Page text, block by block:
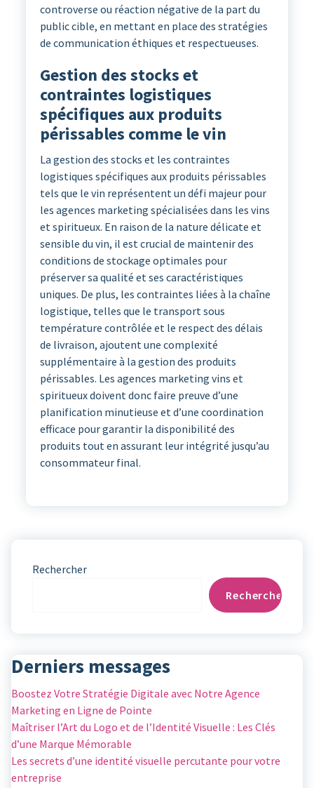
controverse ou réaction négative de la part du
public cible, en mettant en place des stratégies
de communication éthiques et respectueuses.
Gestion des stocks et
contraintes logistiques
spécifiques aux produits
périssables comme le vin
La gestion des stocks et les contraintes
logistiques spécifiques aux produits périssables
tels que le vin représentent un défi majeur pour
les agences marketing spécialisées dans les vins
et spiritueux. En raison de la nature délicate et
sensible du vin, il est crucial de maintenir des
conditions de stockage optimales pour
préserver sa qualité et ses caractéristiques
uniques. De plus, les contraintes liées à la chaîne
logistique, telles que le transport sous
température contrôlée et le respect des délais
de livraison, ajoutent une complexité
supplémentaire à la gestion des produits
périssables. Les agences marketing vins et
spiritueux doivent donc faire preuve d’une
planification minutieuse et d’une coordination
efficace pour garantir la disponibilité des
produits tout en assurant leur intégrité jusqu’au
consommateur final.
Rechercher
Rechercher
Derniers messages
Boostez Votre Stratégie Digitale avec Notre Agence
Marketing en Ligne de Pointe
Maîtriser l’Art du Logo et de l’Identité Visuelle : Les Clés
d’une Marque Mémorable
Les secrets d’une identité visuelle percutante pour votre
entreprise